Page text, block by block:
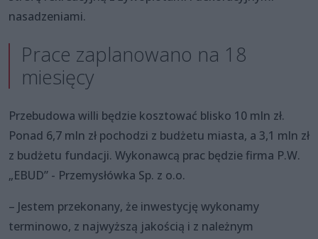
nasadzeniami.
Prace zaplanowano na 18
miesięcy
Przebudowa willi będzie kosztować blisko 10 mln zł.
Ponad 6,7 mln zł pochodzi z budżetu miasta, a 3,1 mln zł
z budżetu fundacji. Wykonawcą prac będzie firma P.W.
„EBUD” - Przemysłówka Sp. z o.o.
– Jestem przekonany, że inwestycję wykonamy
terminowo, z najwyższą jakością i z należnym